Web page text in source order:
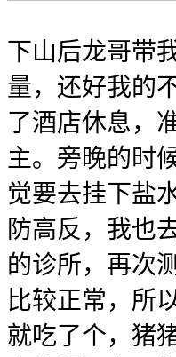
下山后龙哥带
量，还好我的
了酒店休息，
主。旁晚的时
觉要去挂下盐
防高反，我也
的诊所，再次
比较正常，所
就吃了个，猪